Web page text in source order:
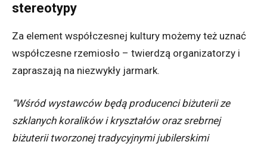
stereotypy
Za element współczesnej kultury możemy też uznać
współczesne rzemiosło – twierdzą organizatorzy i
zapraszają na niezwykły jarmark.
“Wśród wystawców będą producenci biżuterii ze
szklanych koralików i kryształów oraz srebrnej
biżuterii tworzonej tradycyjnymi jubilerskimi